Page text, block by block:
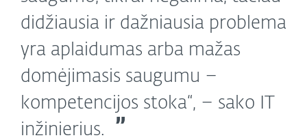
didžiausia ir dažniausia problema
yra aplaidumas arba mažas
domėjimasis saugumu –
kompetencijos stoka“, – sako IT
inžinierius.